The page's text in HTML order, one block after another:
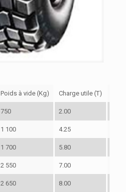
Poids à vide (Kg)
750
1 100
1 700
2 550
2 650
Charge utile (T)
2.00
4.25
5.80
7.00
8.00